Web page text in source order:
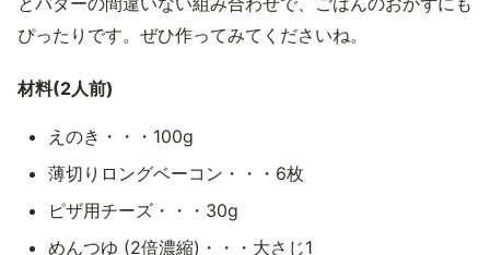
ぴったりです。ぜひ作ってみてくださいね。
材料(2人前)
えのき・・・100g
薄切りロングベーコン・・・6枚
ピザ用チーズ・・・30g
めんつゆ (2倍濃縮)・・・大さじ1